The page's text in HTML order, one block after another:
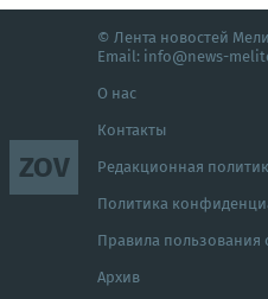
ZOV
© Лента новостей
Email: info@news-
О нас
Контакты
Редакционная
Политика
Правила пользования
Архив